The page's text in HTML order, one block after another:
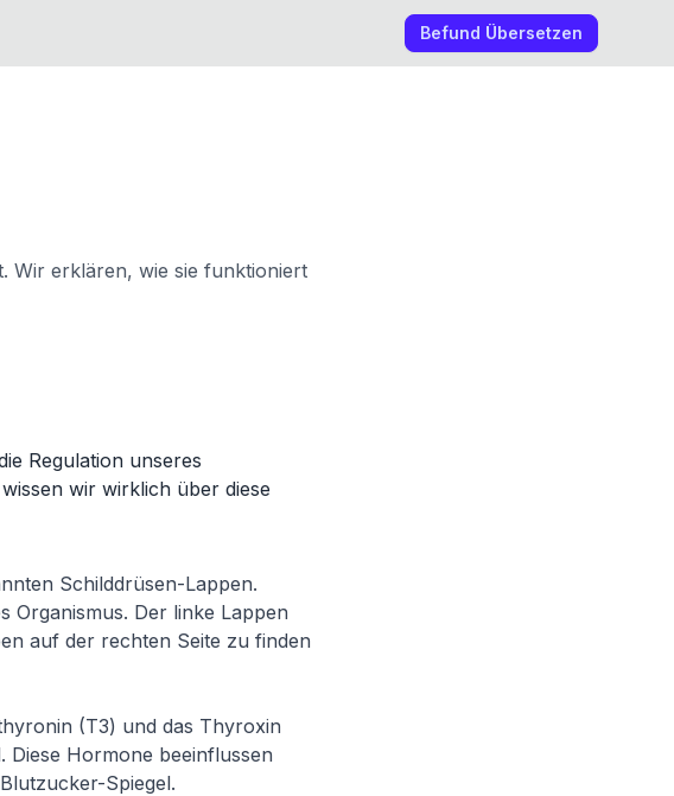
Befund Übersetzen
Wir erklären, wie sie funktioniert
Regulation unseres
wir wirklich über diese
Schilddrüsen-Lappen.
Organismus. Der linke Lappen
auf der rechten Seite zu finden
(T3) und das Thyroxin
Diese Hormone beeinflussen
Spiegel.